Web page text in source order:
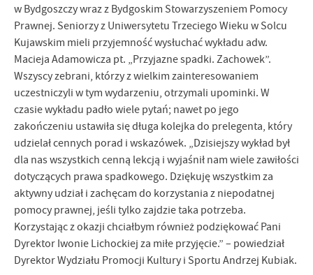
w Bydgoszczy wraz z Bydgoskim Stowarzyszeniem Pomocy
Prawnej. Seniorzy z Uniwersytetu Trzeciego Wieku w Solcu
Kujawskim mieli przyjemność wysłuchać wykładu adw.
Macieja Adamowicza pt. „Przyjazne spadki. Zachowek”.
Wszyscy zebrani, którzy z wielkim zainteresowaniem
uczestniczyli w tym wydarzeniu, otrzymali upominki. W
czasie wykładu padło wiele pytań; nawet po jego
zakończeniu ustawiła się długa kolejka do prelegenta, który
udzielał cennych porad i wskazówek. „Dzisiejszy wykład był
dla nas wszystkich cenną lekcją i wyjaśnił nam wiele zawiłości
dotyczących prawa spadkowego. Dziękuję wszystkim za
aktywny udział i zachęcam do korzystania z niepodatnej
pomocy prawnej, jeśli tylko zajdzie taka potrzeba.
Korzystając z okazji chciałbym również podziękować Pani
Dyrektor Iwonie Lichockiej za miłe przyjęcie.” – powiedział
Dyrektor Wydziału Promocji Kultury i Sportu Andrzej Kubiak.